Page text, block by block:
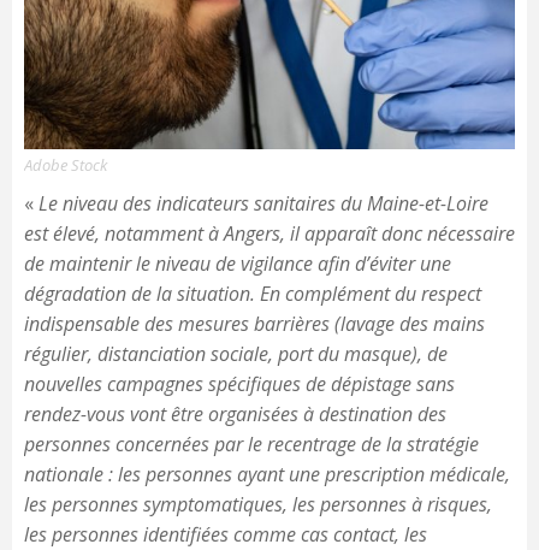
Adobe Stock
«Le niveau des indicateurs sanitaires du Maine-et-Loire
est élevé, notamment à Angers, il apparaît donc nécessaire
de maintenir le niveau de vigilance afin d’éviter une
dégradation de la situation. En complément du respect
indispensable des mesures barrières (lavage des mains
régulier, distanciation sociale, port du masque), de
nouvelles campagnes spécifiques de dépistage sans
rendez-vous vont être organisées à destination des
personnes concernées par le recentrage de la stratégie
nationale : les personnes ayant une prescription médicale,
les personnes symptomatiques, les personnes à risques,
les personnes identifiées comme cas contact, les